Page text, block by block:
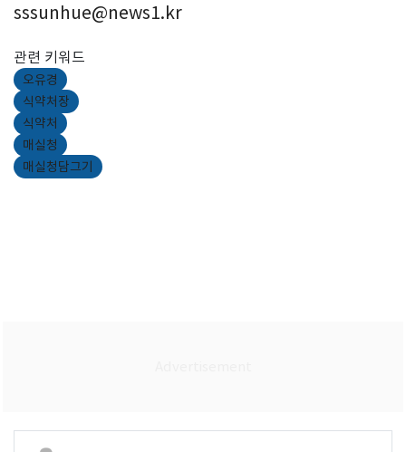
sssunhue@news1.kr
관련 키워드
오유경
식약처장
식약처
매실청
매실청담그기